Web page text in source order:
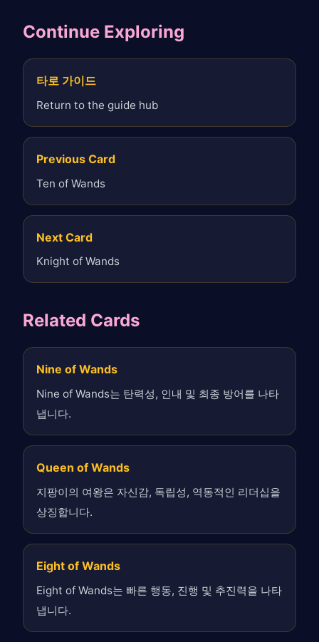
Continue Exploring
타로 가이드
Return to the guide hub
Previous Card
Ten of Wands
Next Card
Knight of Wands
Related Cards
Nine of Wands
Nine of Wands는 탄력성, 인내 및 최종 방어를 나타
냅니다.
Queen of Wands
지팡이의 여왕은 자신감, 독립성, 역동적인 리더십을
상징합니다.
Eight of Wands
Eight of Wands는 빠른 행동, 진행 및 추진력을 나타
냅니다.